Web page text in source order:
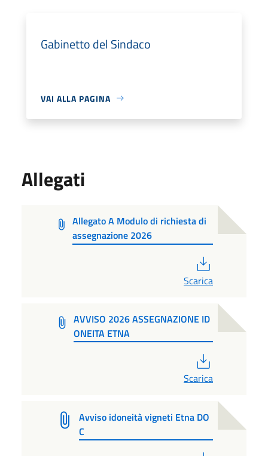
Gabinetto del Sindaco
VAI ALLA PAGINA
Allegati
Allegato A Modulo di richiesta di
assegnazione 2026
Scarica
AVVISO 2026 ASSEGNAZIONE ID
ONEITA ETNA
Scarica
Avviso idoneità vigneti Etna DO
C